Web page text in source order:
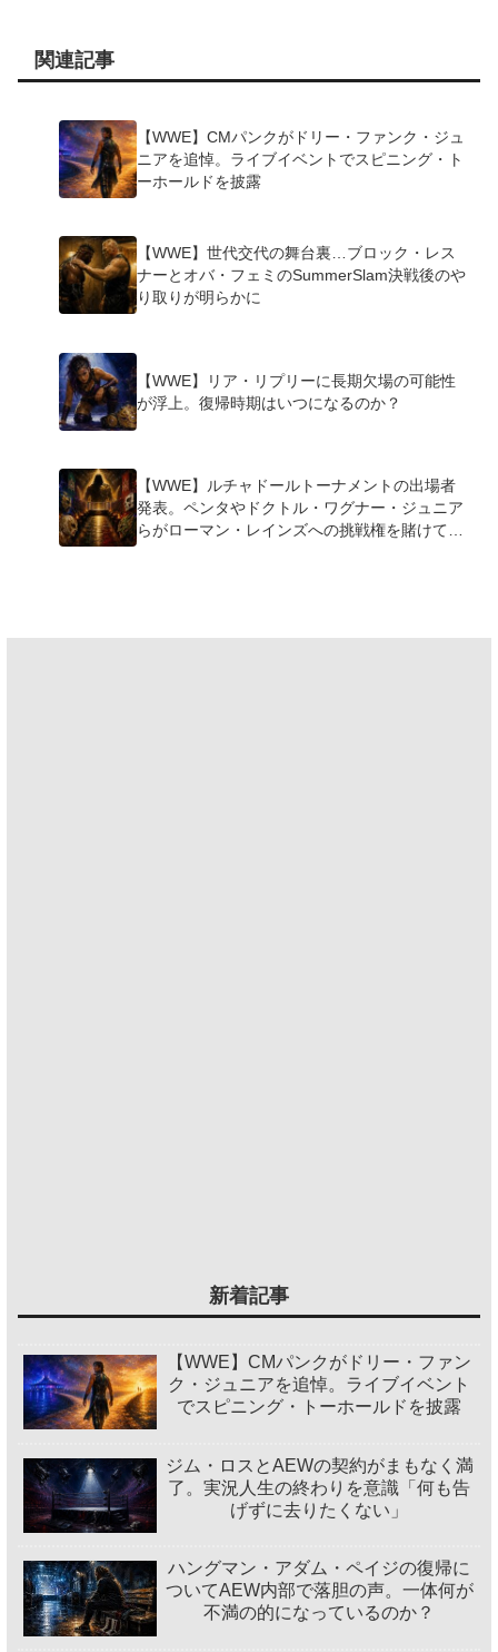
関連記事
【WWE】CMパンクがドリー・ファンク・ジュ
ニアを追悼。ライブイベントでスピニング・ト
ーホールドを披露
【WWE】世代交代の舞台裏…ブロック・レス
ナーとオバ・フェミのSummerSlam決戦後のや
り取りが明らかに
【WWE】リア・リプリーに長期欠場の可能性
が浮上。復帰時期はいつになるのか？
【WWE】ルチャドールトーナメントの出場者
発表。ペンタやドクトル・ワグナー・ジュニア
らがローマン・レインズへの挑戦権を賭けて激
新着記事
【WWE】CMパンクがドリー・ファン
ク・ジュニアを追悼。ライブイベント
でスピニング・トーホールドを披露
ジム・ロスとAEWの契約がまもなく満
了。実況人生の終わりを意識「何も告
げずに去りたくない」
ハングマン・アダム・ペイジの復帰に
ついてAEW内部で落胆の声。一体何が
不満の的になっているのか？